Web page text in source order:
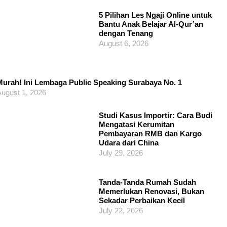
5 Pilihan Les Ngaji Online untuk
Bantu Anak Belajar Al-Qur’an
dengan Tenang
August 6, 2026
Ini Lembaga Public Speaking Surabaya No. 1
1, 2026
Studi Kasus Importir: Cara Budi
Mengatasi Kerumitan
Pembayaran RMB dan Kargo
Udara dari China
July 29, 2026
Tanda-Tanda Rumah Sudah
Memerlukan Renovasi, Bukan
Sekadar Perbaikan Kecil
July 22, 2026